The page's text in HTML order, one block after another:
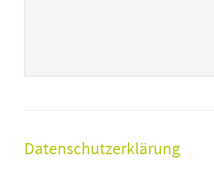
Datenschutzerklärung